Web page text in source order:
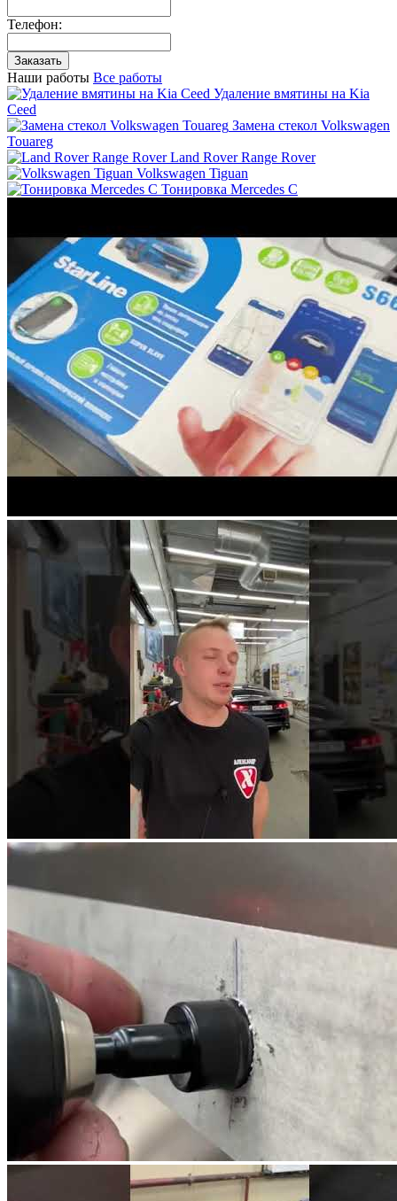
Телефон:
Наши работы Все работы
Удаление вмятины на Kia
Ceed
Замена стекол Volkswagen
Touareg
Land Rover Range Rover
Volkswagen Tiguan
Тонировка Mercedes C